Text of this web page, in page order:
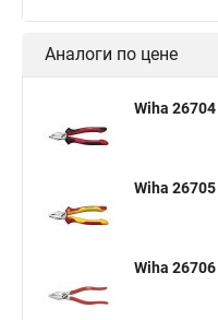
Аналоги по цене
Wiha 26704
Wiha 26705
Wiha 26706